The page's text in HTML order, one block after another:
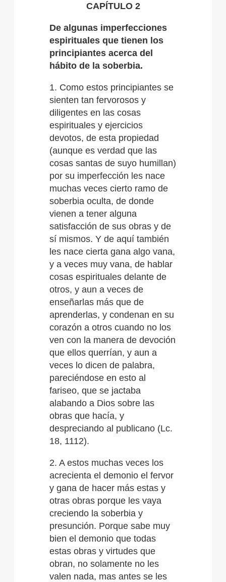
CAPÍTULO 2
De algunas imperfecciones
espirituales que tienen los
principiantes acerca del
hábito de la soberbia.
1. Como estos principiantes se
sienten tan fervorosos y
diligentes en las cosas
espirituales y ejercicios
devotos, de esta propiedad
(aunque es verdad que las
cosas santas de suyo humillan)
por su imperfección les nace
muchas veces cierto ramo de
soberbia oculta, de donde
vienen a tener alguna
satisfacción de sus obras y de
sí mismos. Y de aquí también
les nace cierta gana algo vana,
y a veces muy vana, de hablar
cosas espirituales delante de
otros, y aun a veces de
enseñarlas más que de
aprenderlas, y condenan en su
corazón a otros cuando no los
ven con la manera de devoción
que ellos querrían, y aun a
veces lo dicen de palabra,
pareciéndose en esto al
fariseo, que se jactaba
alabando a Dios sobre las
obras que hacía, y
despreciando al publicano (Lc.
18, 1112).
2. A estos muchas veces los
acrecienta el demonio el fervor
y gana de hacer más estas y
otras obras porque les vaya
creciendo la soberbia y
presunción. Porque sabe muy
bien el demonio que todas
estas obras y virtudes que
obran, no solamente no les
valen nada, mas antes se les